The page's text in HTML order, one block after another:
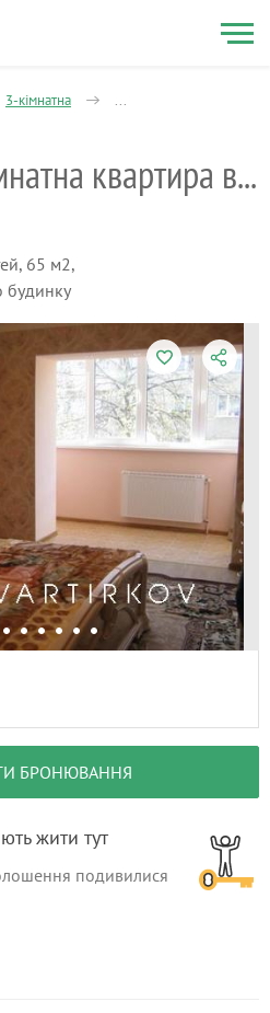
3-кімнатна Здається 3-х кімнатна
ається 3-х кімнатна квартира в Трускав
65 м2,
будинку
БРОНЮВАННЯ
жити тут
подивилися